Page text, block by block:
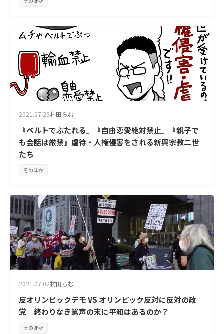
2021.07.23村田らむ
『ベルトでぶたれる』『自由恋愛絶対禁止』『親子で
も会話は厳禁』虐待・人権侵害をされる新興宗教二世
たち
そのほか
2021.07.02村田らむ
反オリンピックデモ VS オリンピック反対に反対の政
党 終わりなき罵声の末に平和はあるのか？
そのほか